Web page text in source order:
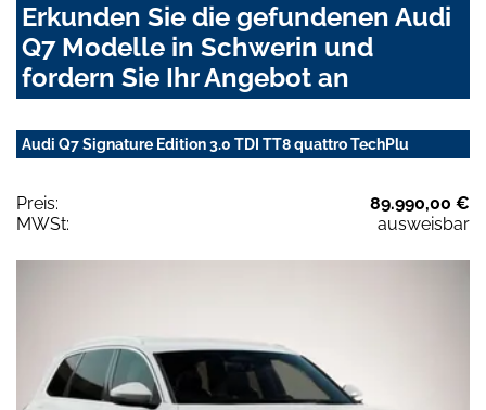
Erkunden Sie die gefundenen Audi
Q7 Modelle in Schwerin und
fordern Sie Ihr Angebot an
Audi Q7 Signature Edition 3.0 TDI TT8 quattro TechPlu
Preis:
89.990,00 €
MWSt:
ausweisbar